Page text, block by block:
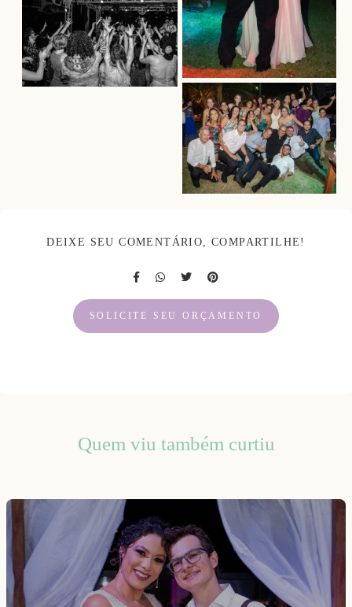
DEIXE SEU COMENTÁRIO, COMPARTILHE!
SOLICITE SEU ORÇAMENTO
Quem viu também curtiu